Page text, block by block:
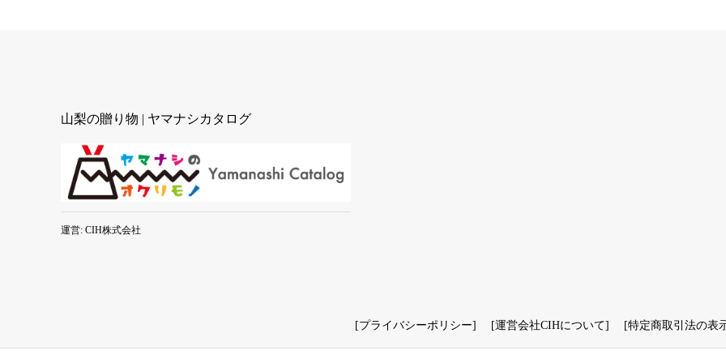
山梨の贈り物 | ヤマナシカタログ
運営: CIH株式会社
[プライバシーポリシー] [運営会社CIHについて] [特定商取引法の表